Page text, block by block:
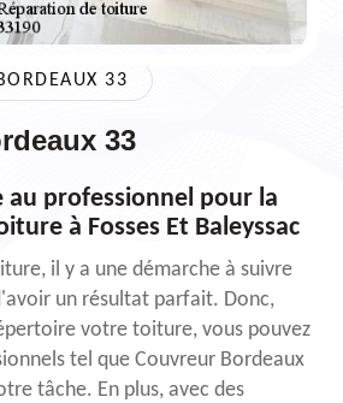
33
33
au professionnel pour la
à Fosses Et Baleyssac
il y a une démarche à suivre
un résultat parfait. Donc,
votre toiture, vous pouvez
tel que Couvreur Bordeaux
tâche. En plus, avec des